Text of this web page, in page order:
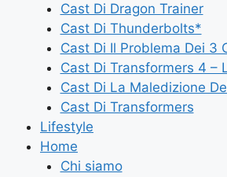
Cast Di Dragon Trainer
Cast Di Thunderbolts*
Cast Di Il Problema Dei 3
Cast Di Transformers 4 –
Cast Di La Maledizione
Cast Di Transformers
Lifestyle
Home
Chi siamo